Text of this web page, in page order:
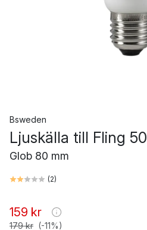
Bsweden
Ljuskälla till Fling 50
Glob 80 mm
(2)
159 kr
179 kr (-11%)